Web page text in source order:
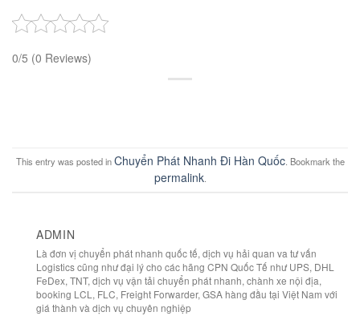
0/5 (0 Reviews)
This entry was posted inChuyển Phát Nhanh Đi Hàn Quốc. Bookmark the
permalink.
ADMIN
Là đơn vị chuyển phát nhanh quốc tế, dịch vụ hải quan va tư vấn
Logistics cũng như đại lý cho các hãng CPN Quốc Tế như UPS, DHL
FeDex, TNT, dịch vụ vận tải chuyển phát nhanh, chành xe nội địa,
booking LCL, FLC, Freight Forwarder, GSA hàng đầu tại Việt Nam với
giá thành và dịch vụ chuyên nghiệp